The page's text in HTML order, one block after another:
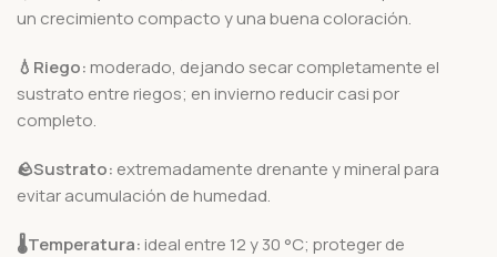
un crecimiento compacto y una buena coloración.
💧Riego: moderado, dejando secar completamente el
sustrato entre riegos; en invierno reducir casi por
completo.
🪨Sustrato: extremadamente drenante y mineral para
evitar acumulación de humedad.
🌡️Temperatura: ideal entre 12 y 30 °C; proteger de